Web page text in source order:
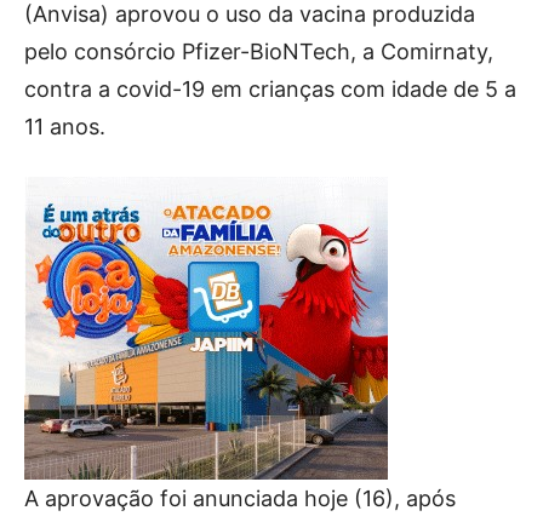
(Anvisa) aprovou o uso da vacina produzida
pelo consórcio Pfizer-BioNTech, a Comirnaty,
contra a covid-19 em crianças com idade de 5 a
11 anos.
A aprovação foi anunciada hoje (16), após